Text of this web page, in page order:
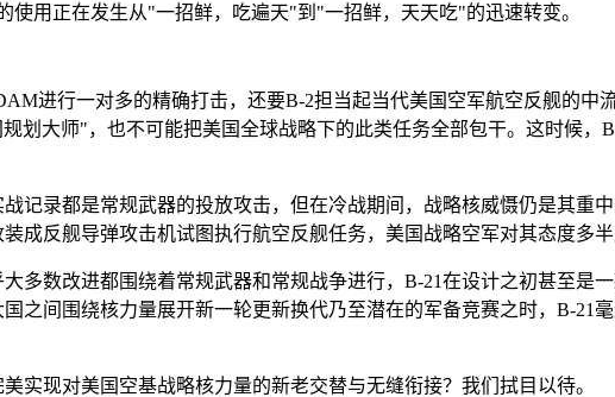
用正在发生从"一招鲜，吃遍天"到"一招鲜，天天吃"的迅速转变。
进行一对多的精确打击，还要B-2担当起当代美国空军航空反舰的中
划大师"，也不可能把美国全球战略下的此类任务全部包干。这时候，
记录都是常规武器的投放攻击，但在冷战期间，战略核威慑仍是其重
成反舰导弹攻击机试图执行航空反舰任务，美国战略空军对其态度多半
多数改进都围绕着常规武器和常规战争进行，B-21在设计之初甚至是
之间围绕核力量展开新一轮更新换代乃至潜在的军备竞赛之时，B-21
实现对美国空基战略核力量的新老交替与无缝衔接？我们拭目以待。